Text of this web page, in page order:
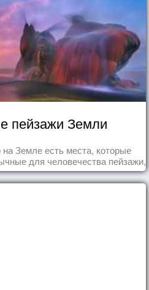
пейзажи Земли
Земле есть места, которые
для человечества пейзажи,
инопланетными!